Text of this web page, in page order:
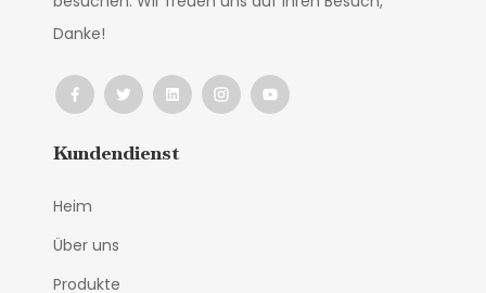
Danke!
Kundendienst
Heim
Über uns
Produkte